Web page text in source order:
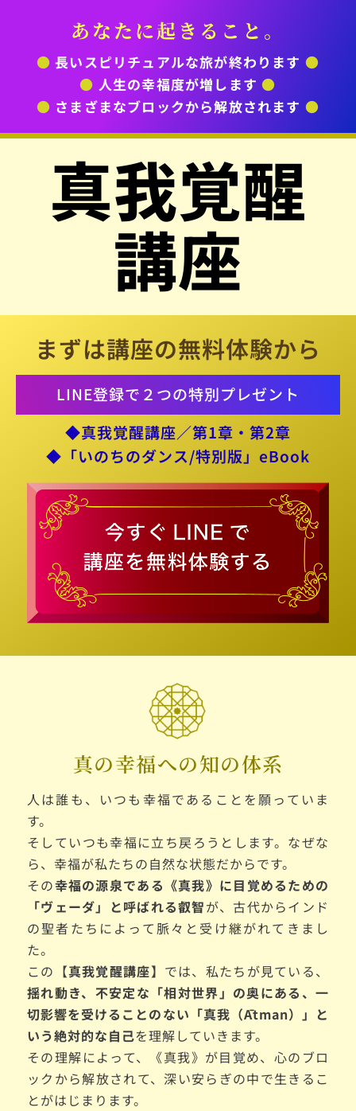
あなたに起きること。
●長いスピリチュアルな旅が終わります ●
● 人生の幸福度が増します●
● さまざまなブロックから解放されます ●
真我覚醒
講座
まずは講座の無料体験から
LINE登録で２つの特別プレゼント
◆真我覚醒講座／第1章・第2章
◆「いのちのダンス/特別版」eBook
真の幸福への知の体系
人は誰も、いつも幸福であることを願っていま
す。
そしていつも幸福に立ち戻ろうとします。なぜな
ら、幸福が私たちの自然な状態だからです。
その幸福の源泉である《真我》に目覚めるための
「ヴェーダ」と呼ばれる叡智が、古代からインド
の聖者たちによって脈々と受け継がれてきまし
た。
この【真我覚醒講座】 では、私たちが見ている、
揺れ動き、不安定な「相対世界」の奥にある、一
切影響を受けることのない「真我（Ātman）」と
いう絶対的な自己を理解していきます。
その理解によって、《真我》が目覚め、心のブロ
ックから解放されて、深い安らぎの中で生きるこ
とがはじまります。